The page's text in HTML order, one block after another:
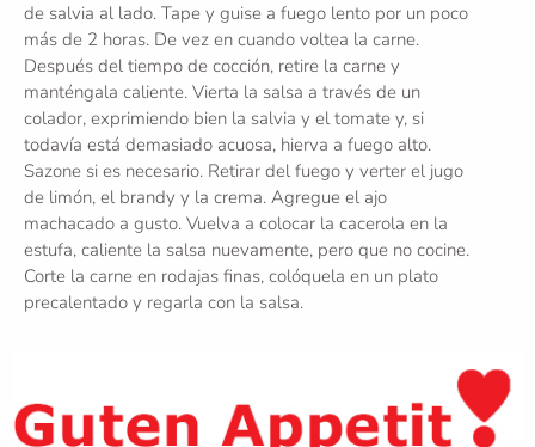
de salvia al lado. Tape y guise a fuego lento por un poco
más de 2 horas. De vez en cuando voltea la carne.
Después del tiempo de cocción, retire la carne y
manténgala caliente. Vierta la salsa a través de un
colador, exprimiendo bien la salvia y el tomate y, si
todavía está demasiado acuosa, hierva a fuego alto.
Sazone si es necesario. Retirar del fuego y verter el jugo
de limón, el brandy y la crema. Agregue el ajo
machacado a gusto. Vuelva a colocar la cacerola en la
estufa, caliente la salsa nuevamente, pero que no cocine.
Corte la carne en rodajas finas, colóquela en un plato
precalentado y regarla con la salsa.